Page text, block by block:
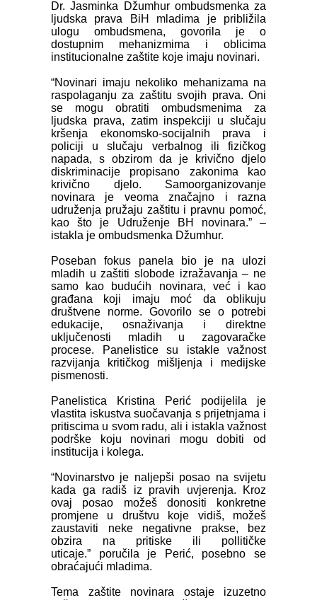
Dr. Jasminka Džumhur ombudsmenka za
ljudska prava BiH mladima je približila
ulogu ombudsmena, govorila je o
dostupnim mehanizmima i oblicima
institucionalne zaštite koje imaju novinari.
“Novinari imaju nekoliko mehanizama na
raspolaganju za zaštitu svojih prava. Oni
se mogu obratiti ombudsmenima za
ljudska prava, zatim inspekciji u slučaju
kršenja ekonomsko-socijalnih prava i
policiji u slučaju verbalnog ili fizičkog
napada, s obzirom da je krivično djelo
diskriminacije propisano zakonima kao
krivično djelo. Samoorganizovanje
novinara je veoma značajno i razna
udruženja pružaju zaštitu i pravnu pomoć,
kao što je Udruženje BH novinara.”–
istakla je ombudsmenka Džumhur.
Poseban fokus panela bio je na ulozi
mladih u zaštiti slobode izražavanja – ne
samo kao budućih novinara, već i kao
građana koji imaju moć da oblikuju
društvene norme. Govorilo se o potrebi
edukacije, osnaživanja i direktne
uključenosti mladih u zagovaračke
procese. Panelistice su istakle važnost
razvijanja kritičkog mišljenja i medijske
pismenosti.
Panelistica Kristina Perić podijelila je
vlastita iskustva suočavanja s prijetnjama i
pritiscima u svom radu, ali i istakla važnost
podrške koju novinari mogu dobiti od
institucija i kolega.
“Novinarstvo je naljepši posao na svijetu
kada ga radiš iz pravih uvjerenja. Kroz
ovaj posao možeš donositi konkretne
promjene u društvu koje vidiš, možeš
zaustaviti neke negativne prakse, bez
obzira na pritiske ili pollitičke
uticaje.” poručila je Perić, posebno se
obraćajući mladima.
Tema zaštite novinara ostaje izuzetno